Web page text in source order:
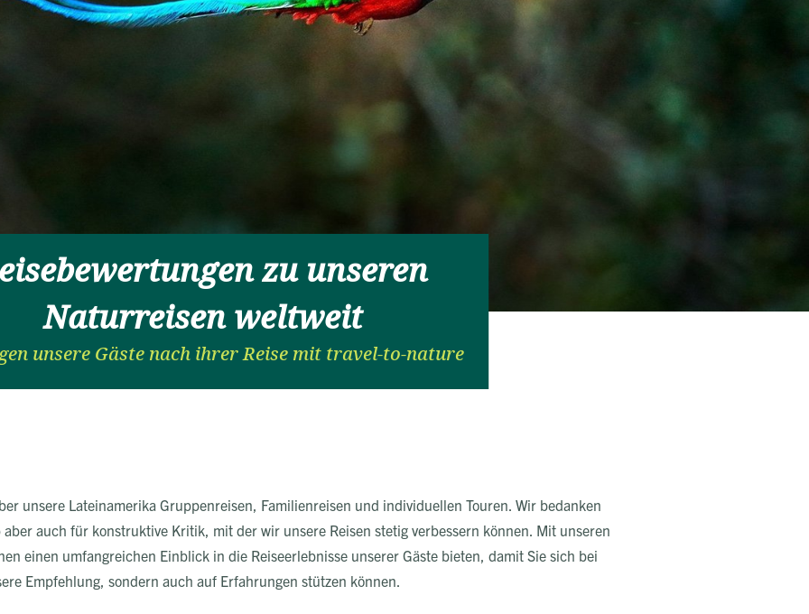
zu unseren
Naturreisen weltweit
unsere Gäste nach ihrer Reise mit travel-to-nature
unsere Lateinamerika Gruppenreisen, Familienreisen und individuellen Touren. Wir bedanken
auch für konstruktive Kritik, mit der wir unsere Reisen stetig verbessern können. Mit unseren
einen umfangreichen Einblick in die Reiseerlebnisse unserer Gäste bieten, damit Sie sich bei
Empfehlung, sondern auch auf Erfahrungen stützen können.